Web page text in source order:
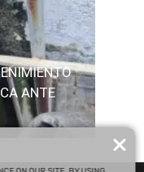
ANTE